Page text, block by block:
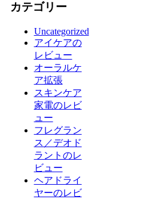
カテゴリー
Uncategorized
アイケアの
レビュー
オーラルケ
ア拡張
スキンケア
家電のレビ
ュー
フレグラン
ス／デオド
ラントのレ
ビュー
ヘアドライ
ヤーのレビ